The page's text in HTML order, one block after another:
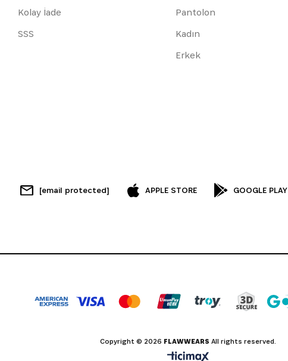
Kolay İade
SSS
Pantolon
Kadın
Erkek
[email protected] APPLE STORE GOOGLE PLAY
Copyright © 2026 FLAWWEARS All rights reserved.